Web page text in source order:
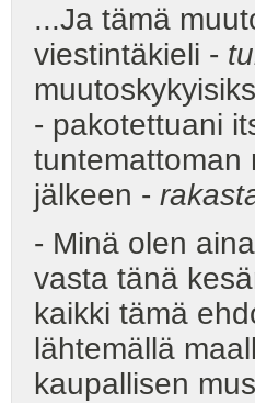
...Ja tämä
viestintäkieli -
- pakotettuani
tuntemattoman
jälkeen -
- Minä olen
vasta tänä
kaikki tämä
lähtemällä
kaupallisen